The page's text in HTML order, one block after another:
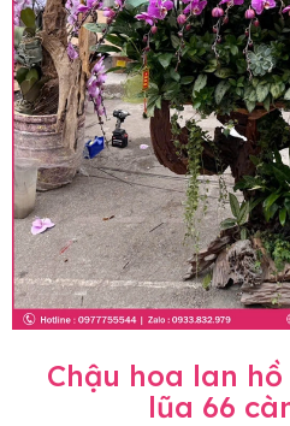
Chậu hoa lan
lũa 66